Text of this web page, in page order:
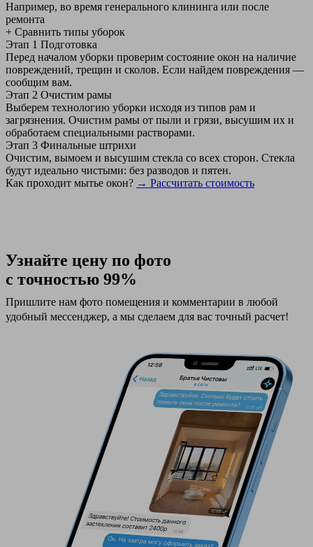
Например, во время генерального клининга или после
ремонта
+ Сравнить типы уборок
Этап 1 Подготовка
Перед началом уборки проверим состояние окон на наличие
повреждений, трещин и сколов. Если найдем повреждения —
сообщим вам.
Этап 2 Очистим рамы
Выберем технологию уборки исходя из типов рам и
загрязнения. Очистим рамы от пыли и грязи, высушим их и
обработаем специальными растворами.
Этап 3 Финальные штрихи
Очистим, вымоем и высушим стекла со всех сторон. Стекла
будут идеально чистыми: без разводов и пятен.
Как проходит мытье окон? → Рассчитать стоимость
Узнайте цену по фото
с точностью 99%
Пришлите нам фото помещения и комментарии в любой
удобный мессенджер, а мы сделаем для вас точный расчет!